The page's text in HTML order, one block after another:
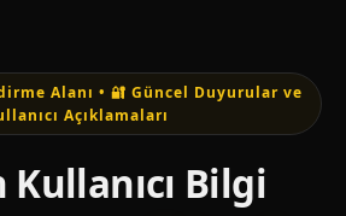
Alanı • 🔐 Güncel Duyurular ve
Açıklamaları
Bilgi